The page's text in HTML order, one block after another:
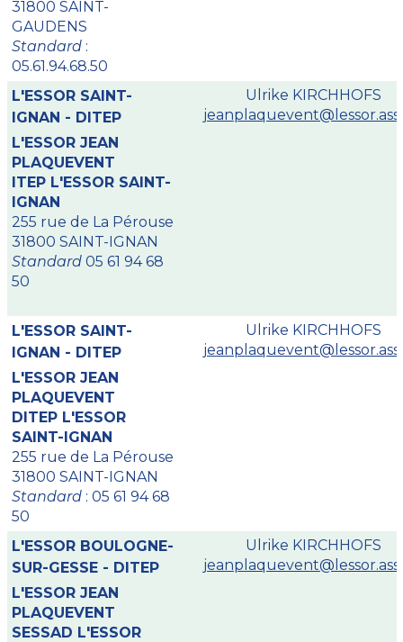
31800 SAINT-
GAUDENS
Standard:
05.61.94.68.50
L'ESSOR SAINT-
IGNAN - DITEP
L'ESSOR JEAN
PLAQUEVENT
ITEP L'ESSOR SAINT-
IGNAN
255 rue de La Pérouse
31800 SAINT-IGNAN
Standard05 61 94 68
50
Ulrike KIRCHHOFS
L'ESSOR SAINT-
IGNAN - DITEP
L'ESSOR JEAN
PLAQUEVENT
DITEP L'ESSOR
SAINT-IGNAN
255 rue de La Pérouse
31800 SAINT-IGNAN
Standard: 05 61 94 68
50
Ulrike KIRCHHOFS
L'ESSOR BOULOGNE-
SUR-GESSE - DITEP
L'ESSOR JEAN
PLAQUEVENT
SESSAD L'ESSOR
Ulrike KIRCHHOFS